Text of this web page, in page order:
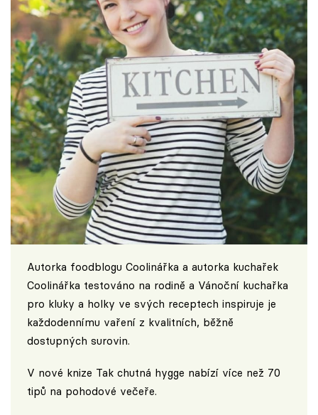
Autorka foodblogu Coolinářka a autorka kuchařek
Coolinářka testováno na rodině a Vánoční kuchařka
pro kluky a holky ve svých receptech inspiruje je
každodennímu vaření z kvalitních, běžně
dostupných surovin.
V nové knize Tak chutná hygge nabízí více než 70
tipů na pohodové večeře.